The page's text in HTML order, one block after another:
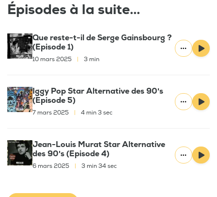
Épisodes à la suite...
Que reste-t-il de Serge Gainsbourg ?
(Episode 1)
10 mars 2025 3 min
Iggy Pop Star Alternative des 90's
(Episode 5)
7 mars 2025 4 min 3 sec
Jean-Louis Murat Star Alternative
des 90's (Episode 4)
6 mars 2025 3 min 34 sec